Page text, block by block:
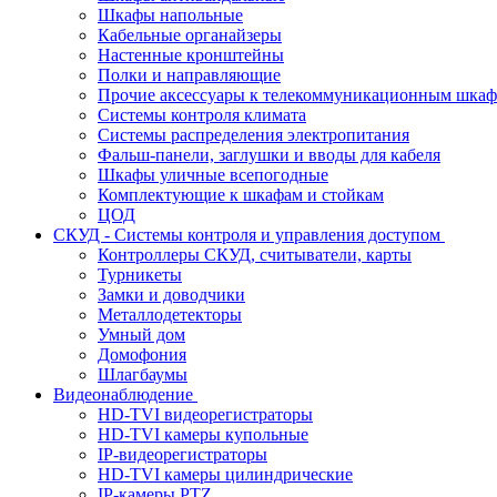
Шкафы напольные
Кабельные органайзеры
Настенные кронштейны
Полки и направляющие
Прочие аксессуары к телекоммуникационным
Системы контроля климата
Системы распределения электропитания
Фальш-панели, заглушки и вводы для кабеля
Шкафы уличные всепогодные
Комплектующие к шкафам и стойкам
ЦОД
СКУД - Системы контроля и управления доступом
Контроллеры СКУД, считыватели, карты
Турникеты
Замки и доводчики
Металлодетекторы
Умный дом
Домофония
Шлагбаумы
Видеонаблюдение
HD-TVI видеорегистраторы
HD-TVI камеры купольные
IP-видеорегистраторы
HD-TVI камеры цилиндрические